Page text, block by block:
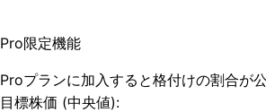
Pro限定機能
Proプランに加入すると格付けの割合が
目標株価 (中央値):